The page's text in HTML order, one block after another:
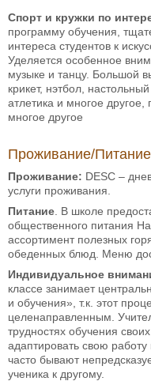
Спорт и кружки по
программу обучения,
интереса студентов к
Уделяется особенное
музыке и танцу. Большой
крикет, нэтбол,
атлетика и многое
многое другое
Проживание/Питание
Проживание: DESC –
услуги проживания.
Питание . В школе
общественного питания
ассортимент полезных
обеденных блюд. Меню
Индивидуальное
классе занимает
и обучения», т.к. этот
целенаправленным.
трудностях обучения
адаптировать свою
часто бывают
ученика к другому.